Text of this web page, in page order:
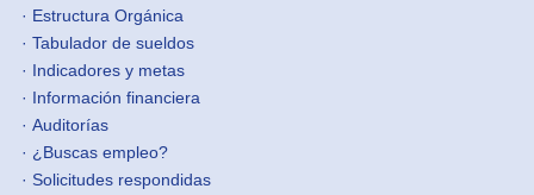
· Estructura Orgánica
· Tabulador de sueldos
· Indicadores y metas
· Información financiera
· Auditorías
· ¿Buscas empleo?
· Solicitudes respondidas